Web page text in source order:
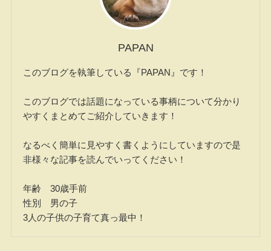
PAPAN
このブログを執筆している『PAPAN』です！
このブログでは話題になっている事柄について分かり
やすくまとめてご紹介していきます！
なるべく簡単に見やすく書くようにしていますので是
非様々な記事を読んでいってください！
年齢 30歳手前
性別 男の子
3人の子供の子育て真っ最中！